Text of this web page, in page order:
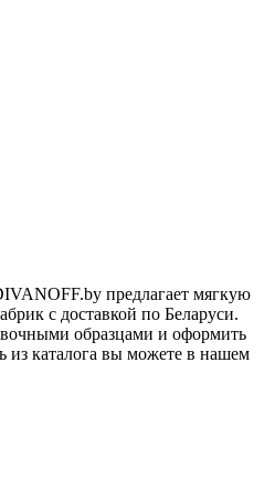
предлагает мягкую
с доставкой по Беларуси.
образцами и оформить
из каталога вы можете в нашем